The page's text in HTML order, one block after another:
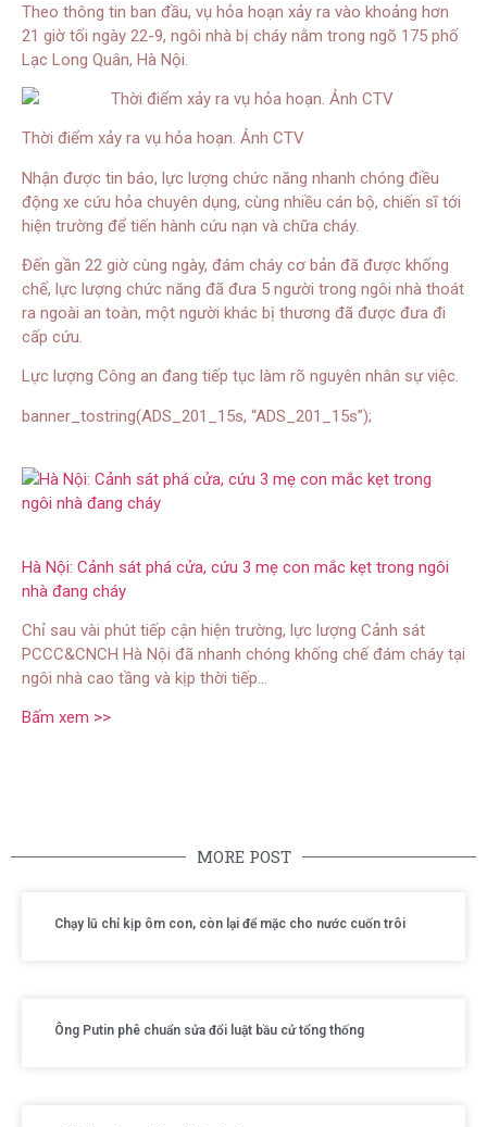
Theo thông tin ban đầu, vụ hỏa hoạn xảy ra vào khoảng hơn
21 giờ tối ngày 22-9, ngôi nhà bị cháy nằm trong ngõ 175 phố
Lạc Long Quân, Hà Nội.
Thời điểm xảy ra vụ hỏa hoạn. Ảnh CTV
Nhận được tin báo, lực lượng chức năng nhanh chóng điều
động xe cứu hỏa chuyên dụng, cùng nhiều cán bộ, chiến sĩ tới
hiện trường để tiến hành cứu nạn và chữa cháy.
Đến gần 22 giờ cùng ngày, đám cháy cơ bản đã được khống
chế, lực lượng chức năng đã đưa 5 người trong ngôi nhà thoát
ra ngoài an toàn, một người khác bị thương đã được đưa đi
cấp cứu.
Lực lượng Công an đang tiếp tục làm rõ nguyên nhân sự việc.
banner_tostring(ADS_201_15s, “ADS_201_15s”);
Hà Nội: Cảnh sát phá cửa, cứu 3 mẹ con mắc kẹt trong ngôi
nhà đang cháy
Chỉ sau vài phút tiếp cận hiện trường, lực lượng Cảnh sát
PCCC&CNCH Hà Nội đã nhanh chóng khống chế đám cháy tại
ngôi nhà cao tầng và kịp thời tiếp…
Bấm xem >>
MORE POST
Chạy lũ chỉ kịp ôm con, còn lại để mặc cho nước cuốn trôi
Ông Putin phê chuẩn sửa đổi luật bầu cử tổng thống